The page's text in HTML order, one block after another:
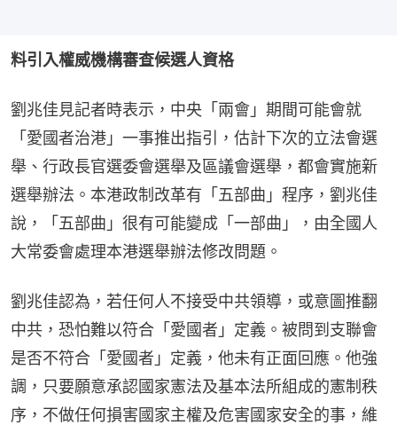
料引入權威機構審查候選人資格
劉兆佳見記者時表示，中央「兩會」期間可能會就
「愛國者治港」一事推出指引，估計下次的立法會選
舉、行政長官選委會選舉及區議會選舉，都會實施新
選舉辦法。本港政制改革有「五部曲」程序，劉兆佳
說，「五部曲」很有可能變成「一部曲」，由全國人
大常委會處理本港選舉辦法修改問題。
劉兆佳認為，若任何人不接受中共領導，或意圖推翻
中共，恐怕難以符合「愛國者」定義。被問到支聯會
是否不符合「愛國者」定義，他未有正面回應。他強
調，只要願意承認國家憲法及基本法所組成的憲制秩
序，不做任何損害國家主權及危害國家安全的事，維